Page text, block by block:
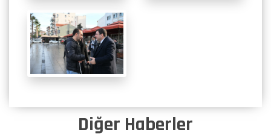
Diğer Haberler